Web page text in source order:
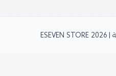
ESEVEN STORE